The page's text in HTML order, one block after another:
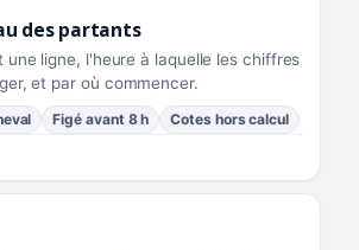
des partants
une ligne, l'heure à laquelle les chiffres
et par où commencer.
Figé avant 8 h Cotes hors calcul